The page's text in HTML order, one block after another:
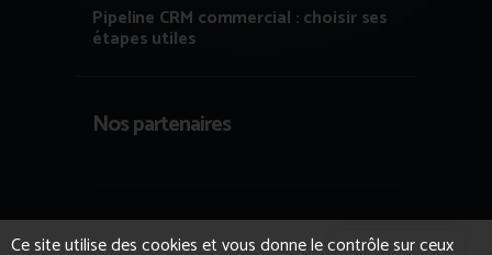
Ce site utilise des cookies et vous donne le contrôle sur ceux
Pipeline CRM commercial : choisir ses
étapes utiles
Nos partenaires